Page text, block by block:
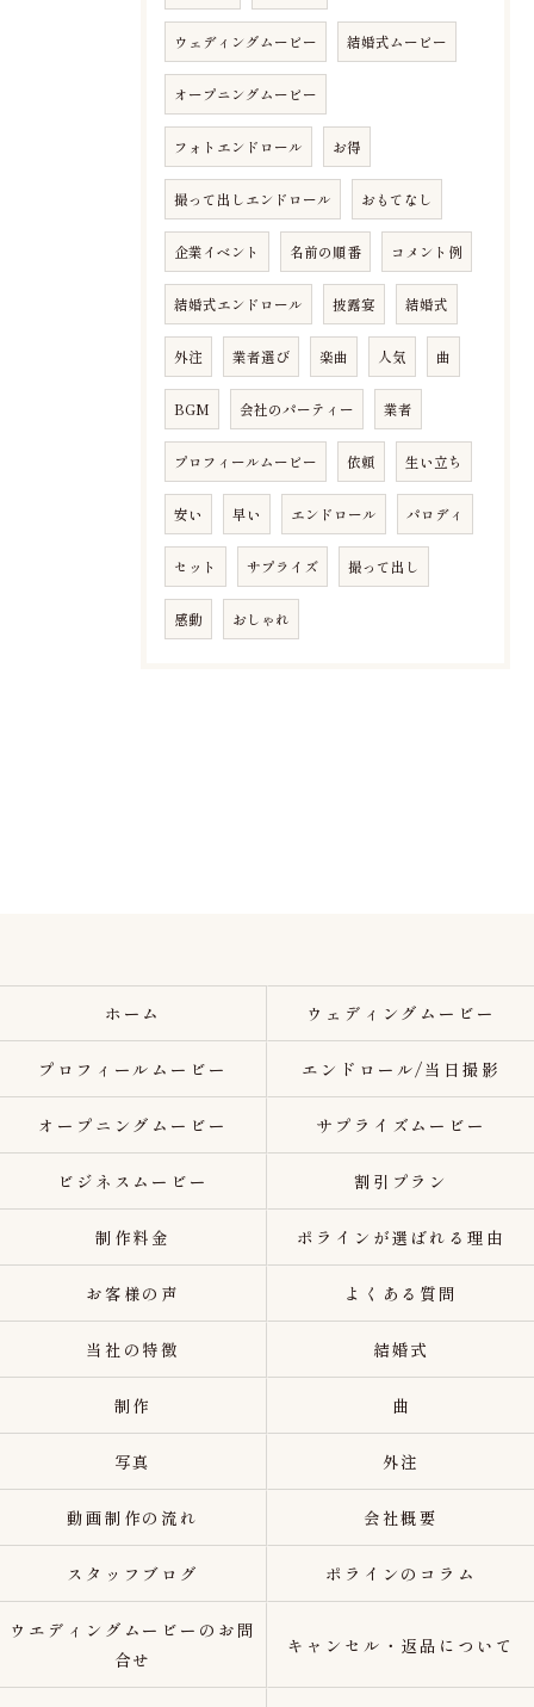
ウェディングムービー 結婚式ムービー
オープニングムービー
フォトエンドロール お得
撮って出しエンドロール おもてなし
企業イベント 名前の順番 コメント例
結婚式エンドロール 披露宴 結婚式
外注 業者選び 楽曲 人気 曲
BGM 会社のパーティー 業者
プロフィールムービー 依頼 生い立ち
安い 早い エンドロール パロディ
セット サプライズ 撮って出し
感動 おしゃれ
ホーム ウェディングムービー
プロフィールムービー エンドロール/当日撮影
オープニングムービー サプライズムービー
ビジネスムービー 割引プラン
制作料金 ポラインが選ばれる理由
お客様の声 よくある質問
当社の特徴 結婚式
制作 曲
写真 外注
動画制作の流れ 会社概要
スタッフブログ ポラインのコラム
ウエディングムービーのお問
合せ
キャンセル・返品について